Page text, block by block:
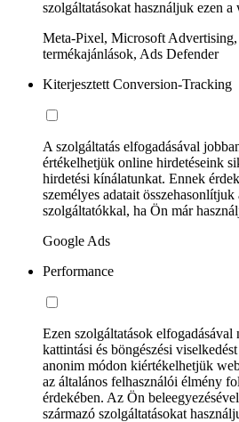
szolgáltatásokat használjuk ezen a
Meta-Pixel, Microsoft Advertising,
termékajánlások, Ads Defender
Kiterjesztett Conversion-Tracking
A szolgáltatás elfogadásával
értékelhetjük online hirdetéseink
hirdetési kínálatunkat. Ennek
személyes adatait
szolgáltatókkal, ha Ön már
Google Ads
Performance
Ezen szolgáltatások
kattintási és böngészési
anonim módon kiértékelhetjük
az általános felhasználói élmény
érdekében. Az Ön
származó szolgáltatásokat